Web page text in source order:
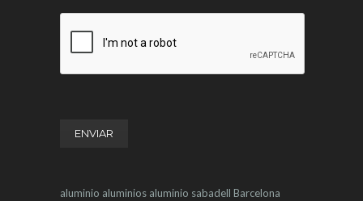
aluminio aluminios aluminio sabadell Barcelona